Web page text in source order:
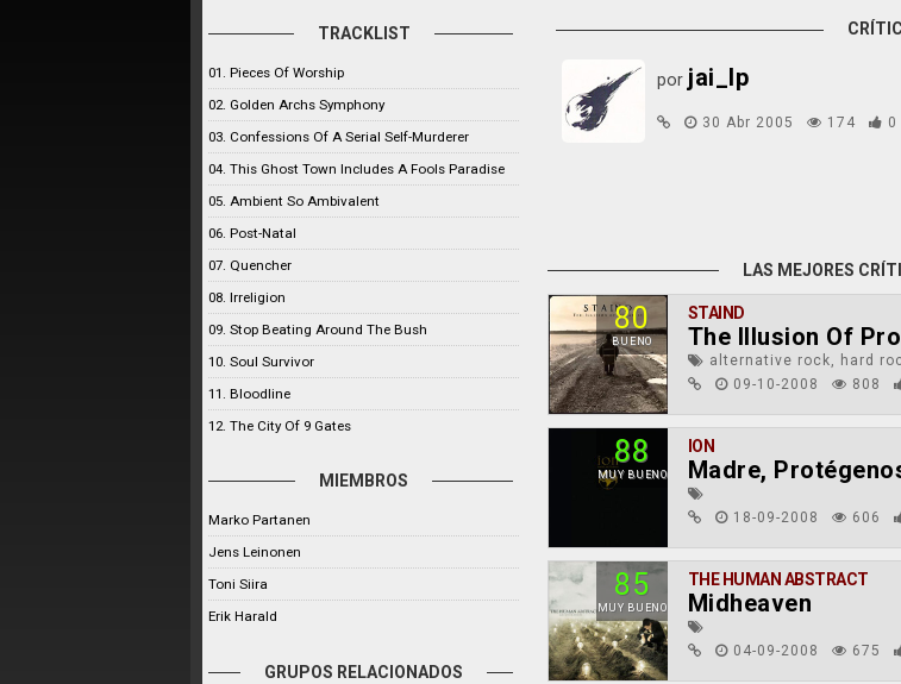
TRACKLIST
01. Pieces Of Worship
02. Golden Archs Symphony
03. Confessions Of A Serial Self-Murderer
04. This Ghost Town Includes A Fools Paradise
05. Ambient So Ambivalent
06. Post-Natal
07. Quencher
08. Irreligion
09. Stop Beating Around The Bush
10. Soul Survivor
11. Bloodline
12. The City Of 9 Gates
MIEMBROS
Marko Partanen
Jens Leinonen
Toni Siira
Erik Harald
GRUPOS RELACIONADOS
por jai_lp
30 Abr 2005 174 0
LAS MEJORES
80
BUENO
STAIND
The Illusion Of
alternative rock, hard
09-10-2008
808
88
MUY BUENO
ION
Madre,
18-09-2008 606
85
MUY BUENO
THE HUMAN ABSTRACT
Midheaven
04-09-2008 675